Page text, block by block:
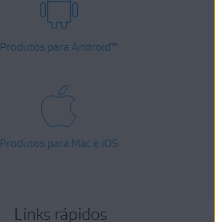
Produtos para Android™
Produtos para Mac e iOS
Links rápidos